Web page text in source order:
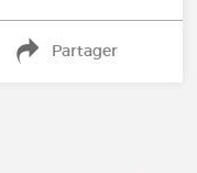
Partager